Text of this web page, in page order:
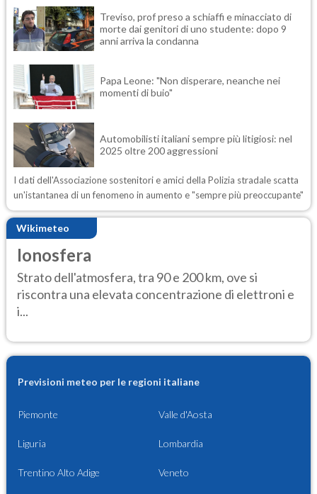
Treviso, prof preso a schiaffi e minacciato di
morte dai genitori di uno studente: dopo 9
anni arriva la condanna
Papa Leone: "Non disperare, neanche nei
momenti di buio"
Automobilisti italiani sempre più litigiosi: nel
2025 oltre 200 aggressioni
I dati dell'Associazione sostenitori e amici della Polizia stradale scatta
un'istantanea di un fenomeno in aumento e "sempre più preoccupante"
Wikimeteo
Ionosfera
Strato dell'atmosfera, tra 90 e 200 km, ove si
riscontra una elevata concentrazione di elettroni e
i...
Previsioni meteo per le regioni italiane
Piemonte Valle d'Aosta
Liguria Lombardia
Trentino Alto Adige Veneto